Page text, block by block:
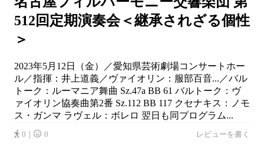
512回定期演奏会＜継承されざる個性
＞
2023年5月12日（金）／愛知県芸術劇場コンサートホー
ル／指揮：井上道義／ヴァイオリン：服部百音...／バル
トーク：ルーマニア舞曲 Sz.47a BB 61 バルトーク：ヴ
ァイオリン協奏曲第2番 Sz.112 BB 117 クセナキス：ノモ
ス・ガンマ ラヴェル：ボレロ 翌日も同プログラム...
0｜ 0 レビューを書く